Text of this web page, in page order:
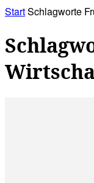
StartSchlagworte